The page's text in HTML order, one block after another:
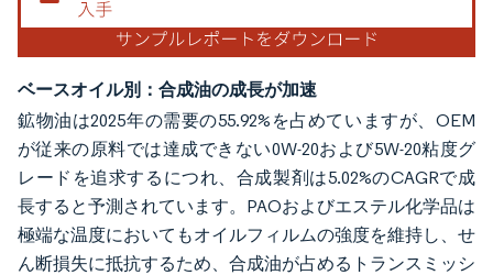
ベースオイル別：合成油の成長が加速
鉱物油は2025年の需要の55.92%を占めていますが、OEM
が従来の原料では達成できない0W-20および5W-20粘度グ
レードを追求するにつれ、合成製剤は5.02%のCAGRで成
長すると予測されています。PAOおよびエステル化学品は
極端な温度においてもオイルフィルムの強度を維持し、せ
ん断損失に抵抗するため、合成油が占めるトランスミッシ